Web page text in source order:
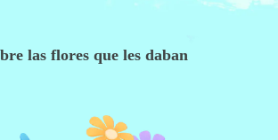
las flores que les daban